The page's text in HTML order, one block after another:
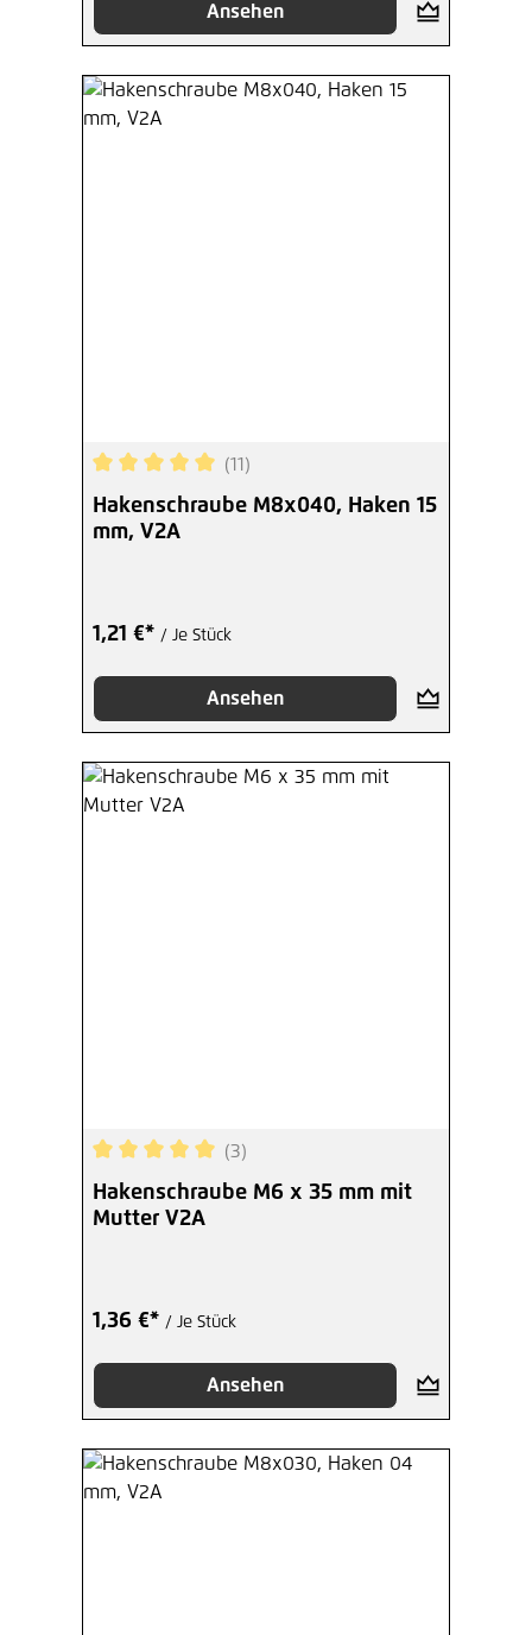
Ansehen
Durchschnittliche Bewertung von 5 von 5
(11)
Hakenschraube M8x040, Haken 15
mm, V2A
1,21 €* / Je Stück
Ansehen
Durchschnittliche Bewertung von 5 von 5
(3)
Hakenschraube M6 x 35 mm mit
Mutter V2A
1,36 €* / Je Stück
Ansehen